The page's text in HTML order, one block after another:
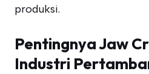
produksi.
Pentingnya Jaw
Industri